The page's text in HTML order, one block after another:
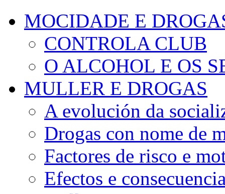
MOCIDADE E
CONTROLA CLUB
O ALCOHOL E OS
MULLER E DROGAS
A evolución da
Drogas con nome de
Factores de risco e
Efectos e